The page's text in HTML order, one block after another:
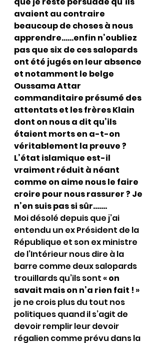
avaient au contraire
beaucoup de choses à nous
apprendre……enfin n’oubliez
pas que six de ces salopards
ont été jugés en leur absence
et notamment le belge
Oussama Attar
commanditaire présumé des
attentats et les frères Klain
dont on nous a dit qu’ils
étaient morts en a-t-on
véritablement la preuve ?
L’état islamique est-il
vraiment réduit à néant
comme on aime nous le faire
croire pour nous rassurer ? Je
n’en suis pas si sûr…….
Moi désolé depuis que j’ai
entendu un ex Président de la
République et son ex ministre
de l’Intérieur nous dire à la
barre comme deux salopards
trouillards qu’ils sont « on
savait mais on n’a rien fait ! »
je ne crois plus du tout nos
politiques quand il s’agit de
devoir remplir leur devoir
régalien comme prévu dans la